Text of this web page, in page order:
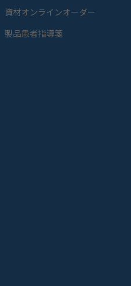
資材オンラインオーダー
製品患者指導箋